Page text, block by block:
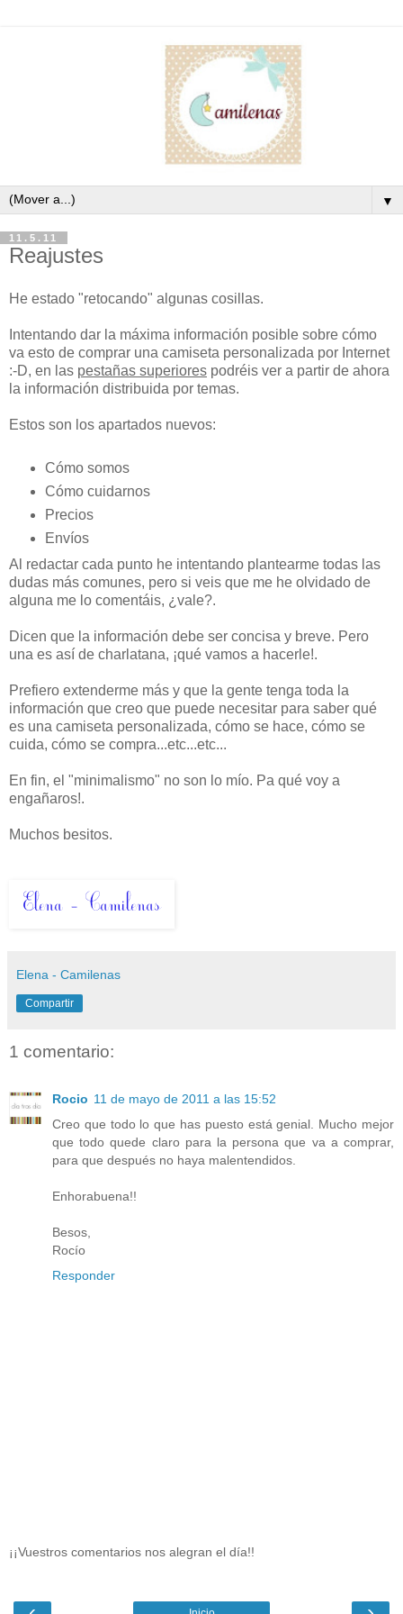
▼
11.5.11
Reajustes
He estado "retocando" algunas cosillas.
Intentando dar la máxima información posible sobre cómo
va esto de comprar una camiseta personalizada por Internet
:-D, en las pestañas superiores podréis ver a partir de ahora
la información distribuida por temas.
Estos son los apartados nuevos:
Cómo somos
Cómo cuidarnos
Precios
Envíos
Al redactar cada punto he intentando plantearme todas las
dudas más comunes, pero si veis que me he olvidado de
alguna me lo comentáis, ¿vale?.
Dicen que la información debe ser concisa y breve. Pero
una es así de charlatana, ¡qué vamos a hacerle!.
Prefiero extenderme más y que la gente tenga toda la
información que creo que puede necesitar para saber qué
es una camiseta personalizada, cómo se hace, cómo se
cuida, cómo se compra...etc...etc...
En fin, el "minimalismo" no son lo mío. Pa qué voy a
engañaros!.
Muchos besitos.
Elena - Camilenas
Compartir
1 comentario:
Rocio 11 de mayo de 2011 a las 15:52
Creo que todo lo que has puesto está genial. Mucho mejor
que todo quede claro para la persona que va a comprar,
para que después no haya malentendidos.
Enhorabuena!!
Besos,
Rocío
Responder
¡¡Vuestros comentarios nos alegran el día!!